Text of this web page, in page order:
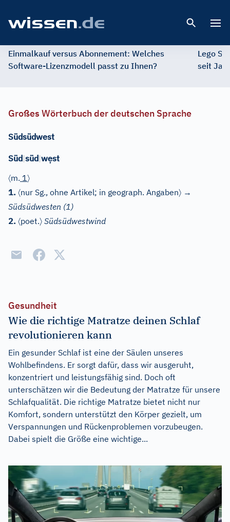
Einmalkauf versus Abonnement: Welches
Software-Lizenzmodell passt zu Ihnen?
Lego
seit
Großes Wörterbuch der deutschen Sprache
Südsüdwest
Süd|süd|wẹst
〈m. 1〉
1. 〈nur Sg., ohne Artikel; in geograph. Angaben〉 →
Südsüdwesten (1)
2. 〈poet.〉 Südsüdwestwind
Gesundheit
Wie die richtige Matratze deinen Schlaf
revolutionieren kann
Ein gesunder Schlaf ist eine der Säulen unseres
Wohlbefindens. Er sorgt dafür, dass wir ausgeruht,
konzentriert und leistungsfähig sind. Doch oft
unterschätzen wir die Bedeutung der Matratze für unsere
Schlafqualität. Die richtige Matratze bietet nicht nur
Komfort, sondern unterstützt den Körper gezielt, um
Verspannungen und Rückenproblemen vorzubeugen.
Dabei spielt die Größe eine wichtige...